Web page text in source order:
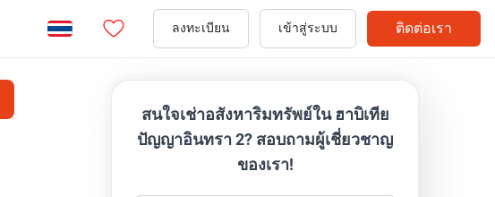
ลงทะเบียน เข้าสู่ระบบ ติดต่อเรา
สนใจเช่าอสังหาริมทรัพย์ใน ฮาบิเทีย
ปัญญาอินทรา 2? สอบถามผู้เชี่ยวชาญ
ของเรา!